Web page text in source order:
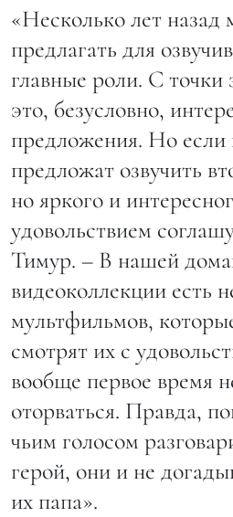
«Несколько лет назад
предлагать для
главные роли. С точки
это, безусловно,
предложения. Но если
предложат озвучить
но яркого и
удовольствием
Тимур. – В нашей
видеоколлекции есть
мультфильмов,
смотрят их с
вообще первое время
оторваться. Правда,
чьим голосом
герой, они и не
их папа».